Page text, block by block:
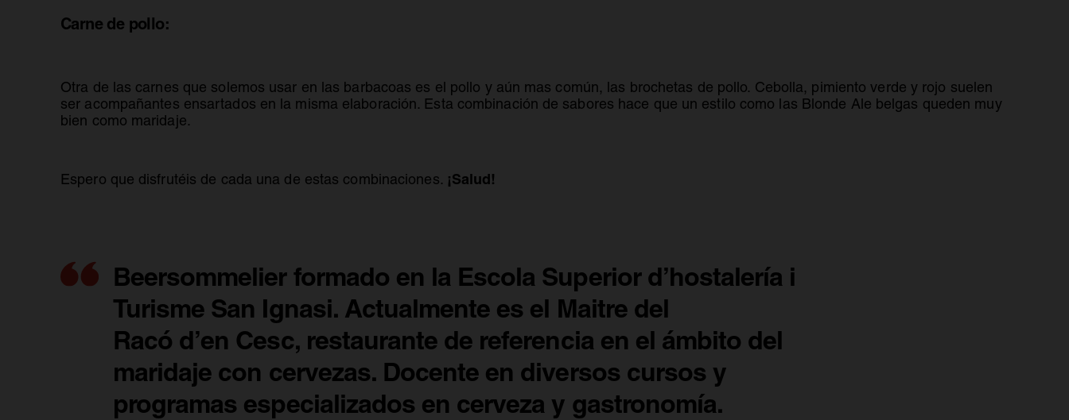
Carne de pollo:
Otra de las carnes que solemos usar en las barbacoas es el pollo y aún mas común, las brochetas de pollo. Cebolla, pimiento verde y rojo suelen
ser acompañantes ensartados en la misma elaboración. Esta combinación de sabores hace que un estilo como las Blonde Ale belgas queden muy
bien como maridaje.
Espero que disfrutéis de cada una de estas combinaciones. ¡Salud!
Beersommelier formado en la Escola Superior d’hostalería i
Turisme San Ignasi. Actualmente es el Maitre del
Racó d’en Cesc, restaurante de referencia en el ámbito del
maridaje con cervezas. Docente en diversos cursos y
programas especializados en cerveza y gastronomía.